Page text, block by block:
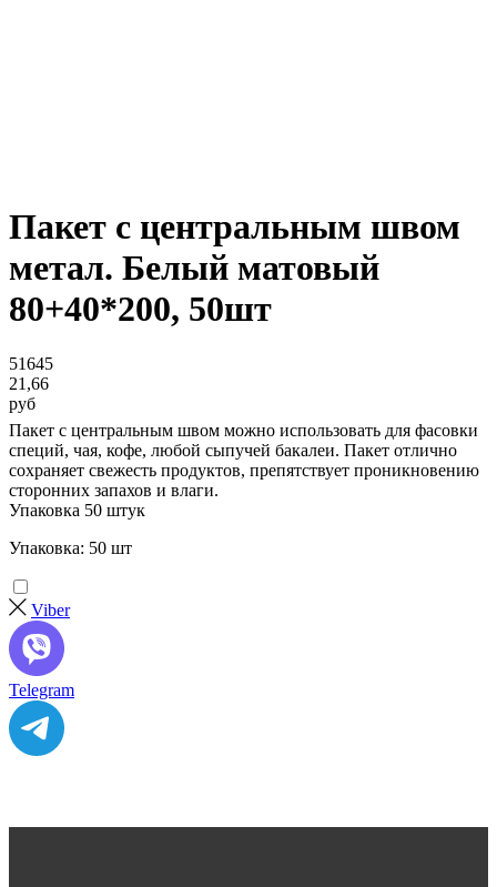
Пакет с центральным швом
метал. Белый матовый
80+40*200, 50шт
51645
21,66
руб
Пакет с центральным швом можно использовать для фасовки
специй, чая, кофе, любой сыпучей бакалеи. Пакет отлично
сохраняет свежесть продуктов, препятствует проникновению
сторонних запахов и влаги.
Упаковка 50 штук
Упаковка: 50 шт
Viber
Telegram